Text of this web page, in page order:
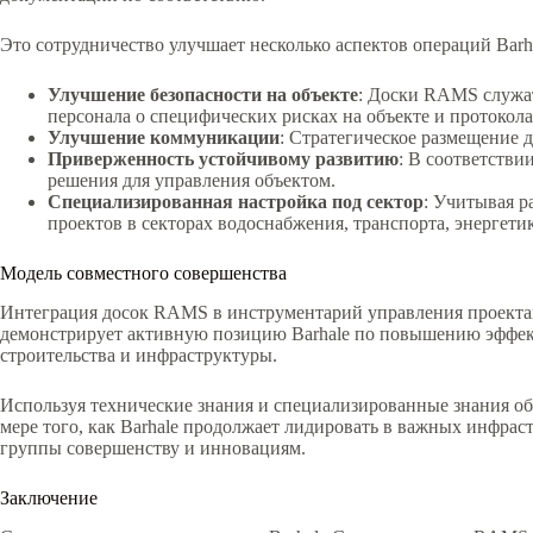
Это сотрудничество улучшает несколько аспектов операций
Улучшение безопасности на объекте: Доски RAMS
персонала о специфических рисках на объекте и
Улучшение коммуникации: Стратегическое размещение
Приверженность устойчивому развитию: В
решения для управления объектом.
Специализированная настройка под сектор: Учитывая
проектов в секторах водоснабжения, транспорта,
Модель совместного совершенства
Интеграция досок RAMS в инструментарий управления
демонстрирует активную позицию Barhale по повышению
строительства и инфраструктуры.
Используя технические знания и специализированные знания
мере того, как Barhale продолжает лидировать в важных
группы совершенству и инновациям.
Заключение